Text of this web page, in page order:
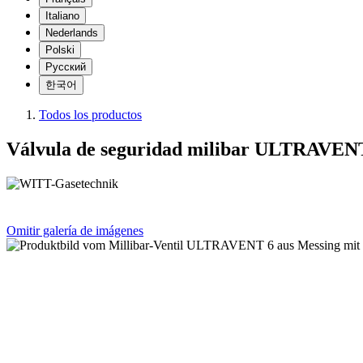
Italiano
Nederlands
Polski
Русский
한국어
Todos los productos
Válvula de seguridad milibar
Omitir galería de imágenes